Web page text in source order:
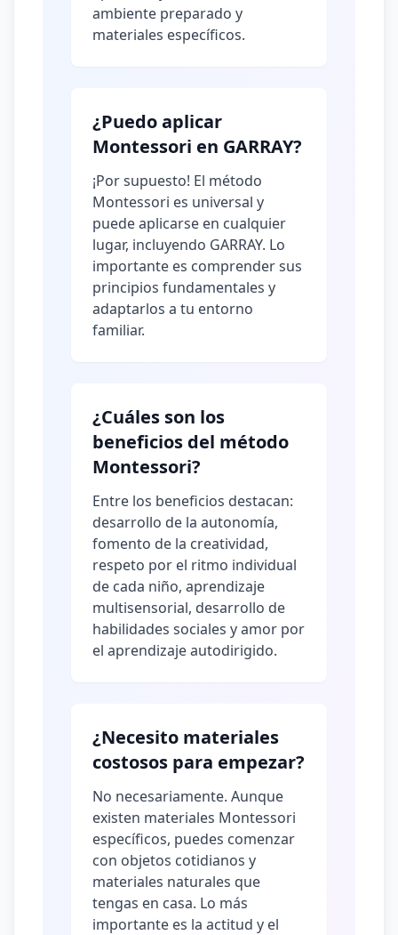
ambiente preparado y
materiales específicos.
¿Puedo aplicar
Montessori en GARRAY?
¡Por supuesto! El método
Montessori es universal y
puede aplicarse en cualquier
lugar, incluyendo GARRAY. Lo
importante es comprender sus
principios fundamentales y
adaptarlos a tu entorno
familiar.
¿Cuáles son los
beneficios del método
Montessori?
Entre los beneficios destacan:
desarrollo de la autonomía,
fomento de la creatividad,
respeto por el ritmo individual
de cada niño, aprendizaje
multisensorial, desarrollo de
habilidades sociales y amor por
el aprendizaje autodirigido.
¿Necesito materiales
costosos para empezar?
No necesariamente. Aunque
existen materiales Montessori
específicos, puedes comenzar
con objetos cotidianos y
materiales naturales que
tengas en casa. Lo más
importante es la actitud y el